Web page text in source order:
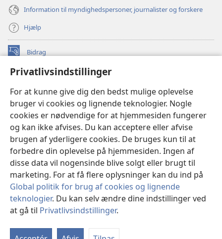
Privatlivsindstillinger
For at kunne give dig den bedst mulige oplevelse
bruger vi cookies og lignende teknologier. Nogle
cookies er nødvendige for at hjemmesiden fungerer
og kan ikke afvises. Du kan acceptere eller afvise
brugen af yderligere cookies. De bruges kun til at
forbedre din oplevelse på hjemmesiden. Ingen af
disse data vil nogensinde blive solgt eller brugt til
marketing. For at få flere oplysninger kan du ind på
Global politik for brug af cookies og lignende
teknologier. Du kan selv ændre dine indstillinger ved
at gå til Privatlivsindstillinger.
Information til myndighedspersoner, journalister og forskere
Hjælp
Bidrag
(åbner
vindue)Watchtower ONLINE LIBRARY™
nyt
vindue)JW Hub
(åbner
nyt
vindue)JW Library
Watchtower Library
Copyright© 2026 Watch Tower Bible and Tract Society of Pennsylvania.
ANVENDELSESVILKÅR |PRIVATLIVSPOLITIK
PRIVATLIVSINDSTILLINGER